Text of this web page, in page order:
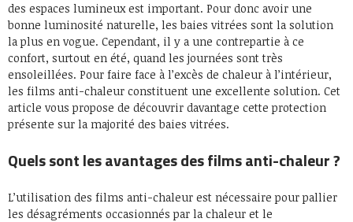
des espaces lumineux est important. Pour donc avoir une
bonne luminosité naturelle, les baies vitrées sont la solution
la plus en vogue. Cependant, il y a une contrepartie à ce
confort, surtout en été, quand les journées sont très
ensoleillées. Pour faire face à l’excès de chaleur à l’intérieur,
les films anti-chaleur constituent une excellente solution. Cet
article vous propose de découvrir davantage cette protection
présente sur la majorité des baies vitrées.
Quels sont les avantages des films anti-chaleur ?
L’utilisation des films anti-chaleur est nécessaire pour pallier
les désagréments occasionnés par la chaleur et le